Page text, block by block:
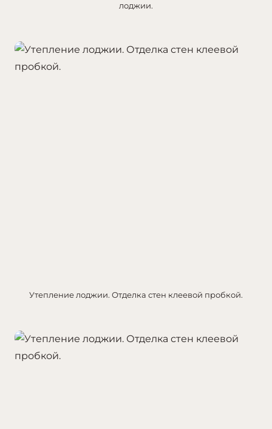
лоджии.
Утепление лоджии. Отделка стен клеевой пробкой.